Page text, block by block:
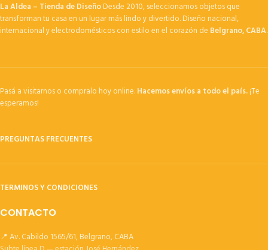
La Aldea – Tienda de DiseñoDesde 2010, seleccionamos objetos que
transforman tu casa en un lugar más lindo y divertido. Diseño nacional,
internacional y electrodomésticos con estilo en el corazón de Belgrano, CABA.
Pasá a visitarnos o compralo hoy online.Hacemos envíos a todo el país.¡Te
esperamos!
PREGUNTAS FRECUENTES
TERMINOS Y CONDICIONES
CONTACTO
📍 Av. Cabildo 1565/61, Belgrano, CABA